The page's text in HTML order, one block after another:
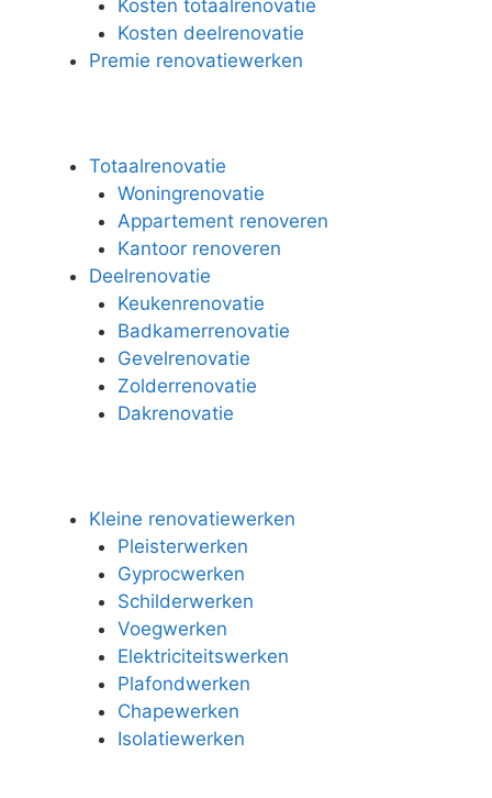
Kosten totaalrenovatie
Kosten deelrenovatie
Premie renovatiewerken
Totaalrenovatie
Woningrenovatie
Appartement renoveren
Kantoor renoveren
Deelrenovatie
Keukenrenovatie
Badkamerrenovatie
Gevelrenovatie
Zolderrenovatie
Dakrenovatie
Kleine renovatiewerken
Pleisterwerken
Gyprocwerken
Schilderwerken
Voegwerken
Elektriciteitswerken
Plafondwerken
Chapewerken
Isolatiewerken